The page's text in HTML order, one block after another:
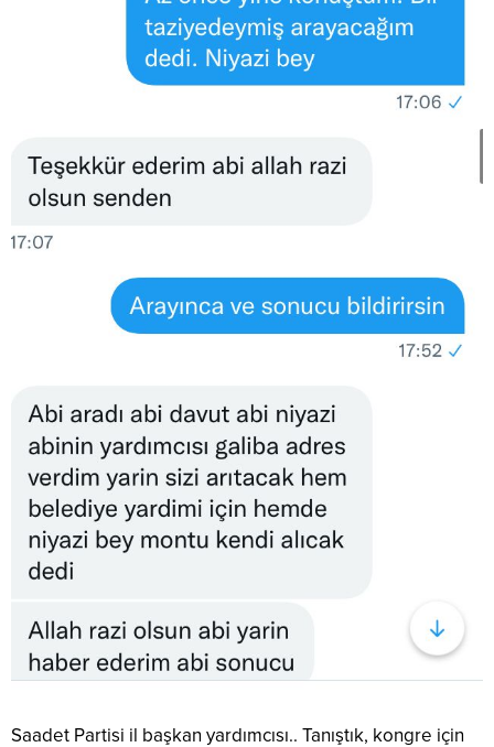
Saadet Partisi il başkan yardımcısı.. Tanıştık, kongre için